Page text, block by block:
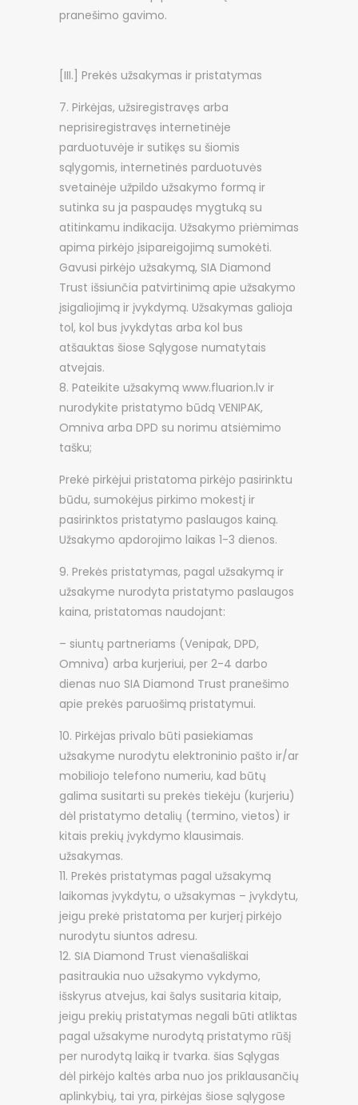
pranešimo gavimo.
[III.] Prekės užsakymas ir pristatymas
Pirkėjas, užsiregistravęs arba
neprisiregistravęs internetinėje
parduotuvėje ir sutikęs su šiomis
sąlygomis, internetinės parduotuvės
svetainėje užpildo užsakymo formą ir
sutinka su ja paspaudęs mygtuką su
atitinkamu indikacija. Užsakymo priėmimas
apima pirkėjo įsipareigojimą sumokėti.
Gavusi pirkėjo užsakymą, SIA Diamond
Trust išsiunčia patvirtinimą apie užsakymo
įsigaliojimą ir įvykdymą. Užsakymas galioja
tol, kol bus įvykdytas arba kol bus
atšauktas šiose Sąlygose numatytais
atvejais.
Pateikite užsakymą www.fluarion.lv ir
nurodykite pristatymo būdą VENIPAK,
Omniva arba DPD su norimu atsiėmimo
tašku;
Prekė pirkėjui pristatoma pirkėjo pasirinktu
būdu, sumokėjus pirkimo mokestį ir
pasirinktos pristatymo paslaugos kainą.
Užsakymo apdorojimo laikas 1-3 dienos.
Prekės pristatymas, pagal užsakymą ir
užsakyme nurodyta pristatymo paslaugos
kaina, pristatomas naudojant:
– siuntų partneriams (Venipak, DPD,
Omniva) arba kurjeriui, per 2-4 darbo
dienas nuo SIA Diamond Trust pranešimo
apie prekės paruošimą pristatymui.
Pirkėjas privalo būti pasiekiamas
užsakyme nurodytu elektroninio pašto ir/ar
mobiliojo telefono numeriu, kad būtų
galima susitarti su prekės tiekėju (kurjeriu)
dėl pristatymo detalių (termino, vietos) ir
kitais prekių įvykdymo klausimais.
užsakymas.
Prekės pristatymas pagal užsakymą
laikomas įvykdytu, o užsakymas – įvykdytu,
jeigu prekė pristatoma per kurjerį pirkėjo
nurodytu siuntos adresu.
SIA Diamond Trust vienašališkai
pasitraukia nuo užsakymo vykdymo,
išskyrus atvejus, kai šalys susitaria kitaip,
jeigu prekių pristatymas negali būti atliktas
pagal užsakyme nurodytą pristatymo rūšį
per nurodytą laiką ir tvarka. šias Sąlygas
dėl pirkėjo kaltės arba nuo jos priklausančių
aplinkybių, tai yra, pirkėjas šiose sąlygose